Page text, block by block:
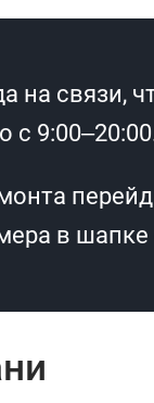
на связи,
в шапке